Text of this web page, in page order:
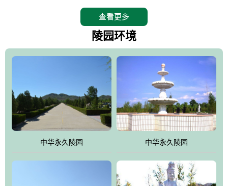
地。在总体设计上完全以中国传统文化作为前渠，由三条山脊环绕
而成，宛如一把太师椅，呈坐南朝北向，左青龙，右白虎，前朱
环绕挡住了外界的风吹，流动的生气遇到官厅的水又止住了，正好
符合山环水抱，藏风纳气的要求。中华永久陵园风景庄重典雅、气
势如宏，是华北地区最大的平川式墓园，陵园以皇家建筑风格为载
体吸取现代园林艺术之精华
查看更多
陵园环境
中华永久陵园 中华永久陵园